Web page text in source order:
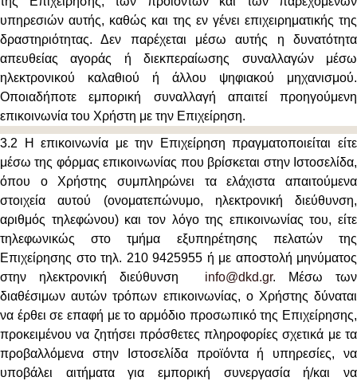
υπηρεσιών αυτής, καθώς και της εν γένει επιχειρηματικής της
δραστηριότητας. Δεν παρέχεται μέσω αυτής η δυνατότητα
απευθείας αγοράς ή διεκπεραίωσης συναλλαγών μέσω
ηλεκτρονικού καλαθιού ή άλλου ψηφιακού μηχανισμού.
Οποιαδήποτε εμπορική συναλλαγή απαιτεί προηγούμενη
επικοινωνία του Χρήστη με την Επιχείρηση.
3.2 Η επικοινωνία με την Επιχείρηση πραγματοποιείται είτε
μέσω της φόρμας επικοινωνίας που βρίσκεται στην Ιστοσελίδα,
όπου ο Χρήστης συμπληρώνει τα ελάχιστα απαιτούμενα
στοιχεία αυτού (ονοματεπώνυμο, ηλεκτρονική διεύθυνση,
αριθμός τηλεφώνου) και τον λόγο της επικοινωνίας του, είτε
τηλεφωνικώς στο τμήμα εξυπηρέτησης πελατών της
Επιχείρησης στο τηλ. 210 9425955 ή με αποστολή μηνύματος
στην ηλεκτρονική διεύθυνση info@dkd.gr. Μέσω των
διαθέσιμων αυτών τρόπων επικοινωνίας, ο Χρήστης δύναται
να έρθει σε επαφή με το αρμόδιο προσωπικό της Επιχείρησης,
προκειμένου να ζητήσει πρόσθετες πληροφορίες σχετικά με τα
προβαλλόμενα στην Ιστοσελίδα προϊόντα ή υπηρεσίες, να
υποβάλει αιτήματα για εμπορική συνεργασία ή/και να